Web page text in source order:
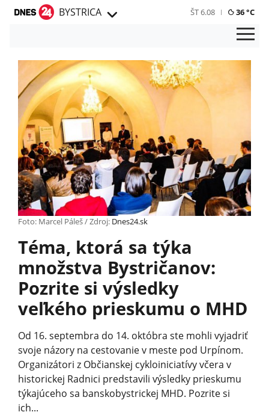
BYSTRICA ŠT 6.08 36 °C
Foto: Marcel Páleš / Zdroj: Dnes24.sk
Téma, ktorá sa týka
množstva Bystričanov:
Pozrite si výsledky
veľkého prieskumu o MHD
Od 16. septembra do 14. októbra ste mohli vyjadriť
svoje názory na cestovanie v meste pod Urpínom.
Organizátori z Občianskej cykloiniciatívy včera v
historickej Radnici predstavili výsledky prieskumu
týkajúceho sa banskobystrickej MHD. Pozrite si
ich...